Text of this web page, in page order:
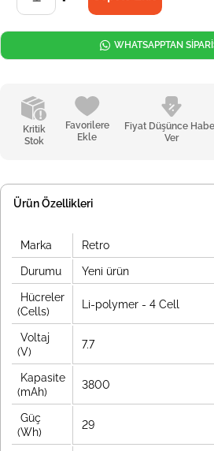
Kritik
Stok
Favorilere
Ekle
Fiyat Düşünce
Ver
WHATSAPPTAN
Ürün Özellikleri
Marka Retro
Durumu Yeni ürün
Hücreler
(Cells)
Li-polymer - 4 Cell
Voltaj
(V)
7.7
Kapasite
(mAh)
3800
Güç
(Wh)
29